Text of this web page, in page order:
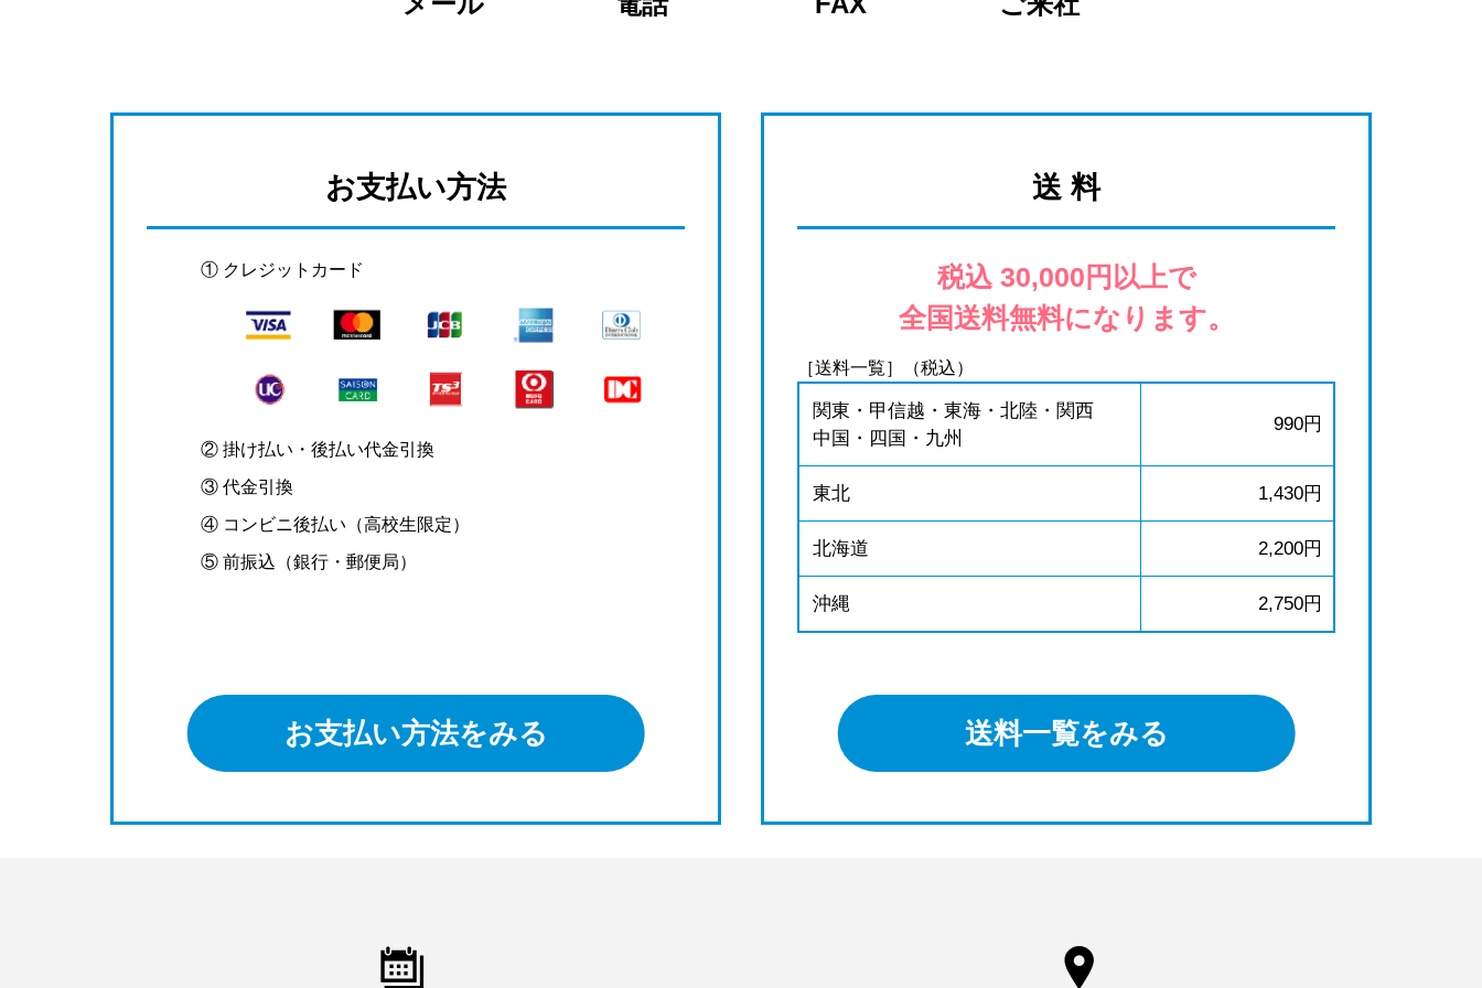
お支払い方法
① クレジットカード
② 掛け払い・後払い代金引換
③ 代金引換
④ コンビニ後払い（高校生限定）
⑤ 前振込（銀行・郵便局）
お支払い方法をみる
送 料
税込 30,000円以上で
全国送料無料になります。
［送料一覧］（税込）
関東・甲信越・東海・北陸・関西
中国・四国・九州
990円
東北 1,430円
北海道 2,200円
沖縄 2,750円
送料一覧をみる